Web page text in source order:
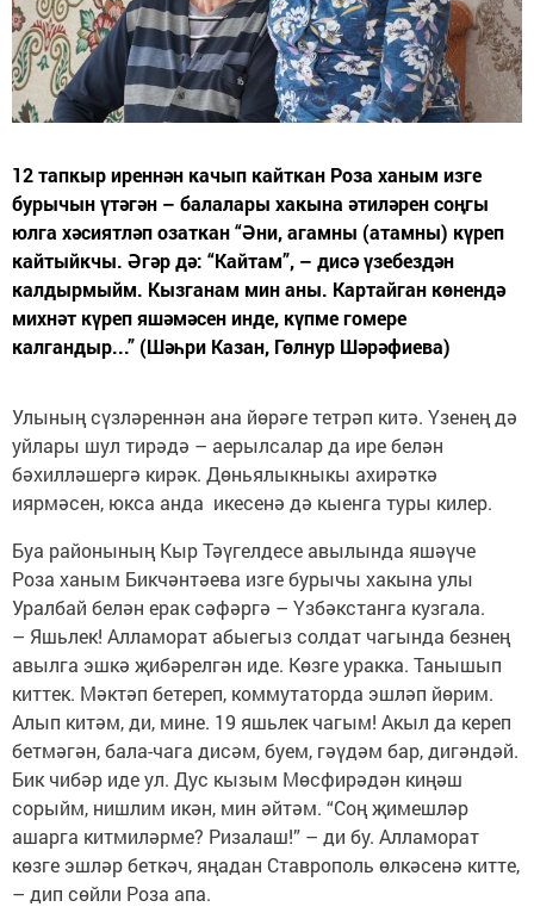
12 тапкыр иреннән качып кайткан Роза ханым изге
бурычын үтәгән – балалары хакына әтиләрен соңгы
юлга хәсиятләп озаткан “Әни, агамны (атамны) күреп
кайтыйкчы. Әгәр дә: “Кайтам”, – дисә үзебездән
калдырмыйм. Кызганам мин аны. Картайган көнендә
михнәт күреп яшәмәсен инде, күпме гомере
калгандыр...” (Шәһри Казан, Гөлнур Шәрәфиева)
Улының сүзләреннән ана йөрәге тетрәп китә. Үзенең дә
уйлары шул тирәдә – аерылсалар да ире белән
бәхилләшергә кирәк. Дөньялыкныкы ахирәткә
иярмәсен, юкса анда икесенә дә кыенга туры килер.
Буа районының Кыр Тәүгелдесе авылында яшәүче
Роза ханым Бикчәнтәева изге бурычы хакына улы
Уралбай белән ерак сәфәргә – Үзбәкстанга кузгала.
– Яшьлек! Алламорат абыегыз солдат чагында безнең
авылга эшкә җибәрелгән иде. Көзге уракка. Танышып
киттек. Мәктәп бетереп, коммутаторда эшләп йөрим.
Алып китәм, ди, мине. 19 яшьлек чагым! Акыл да кереп
бетмәгән, бала-чага дисәм, буем, гәүдәм бар, дигәндәй.
Бик чибәр иде ул. Дус кызым Мөсфирәдән киңәш
сорыйм, нишлим икән, мин әйтәм. “Соң җимешләр
ашарга китмиләрме? Ризалаш!” – ди бу. Алламорат
көзге эшләр беткәч, яңадан Ставрополь өлкәсенә китте,
– дип сөйли Роза апа.